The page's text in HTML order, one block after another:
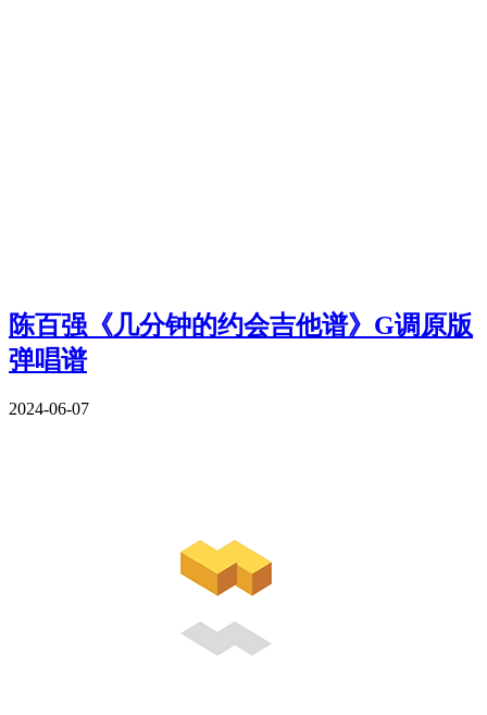
陈百强《几分钟的约会吉他谱》G调原版
弹唱谱
2024-06-07